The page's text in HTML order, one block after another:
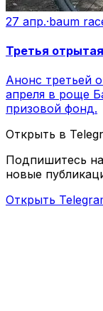
27 апр.·baum
Третья
Анонс третьей
апреля в роще
призовой фонд.
Открыть в
Подпишитесь
новые
Открыть